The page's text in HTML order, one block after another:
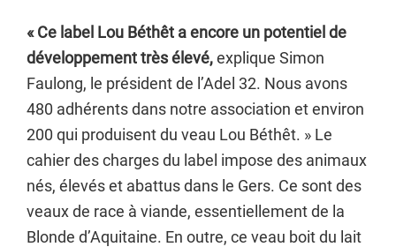
« Ce label Lou Béthêt a encore un potentiel de
développement très élevé,explique Simon
Faulong, le président de l’Adel 32. Nous avons
480 adhérents dans notre association et environ
200 qui produisent du veau Lou Béthêt. » Le
cahier des charges du label impose des animaux
nés, élevés et abattus dans le Gers. Ce sont des
veaux de race à viande, essentiellement de la
Blonde d’Aquitaine. En outre, ce veau boit du lait